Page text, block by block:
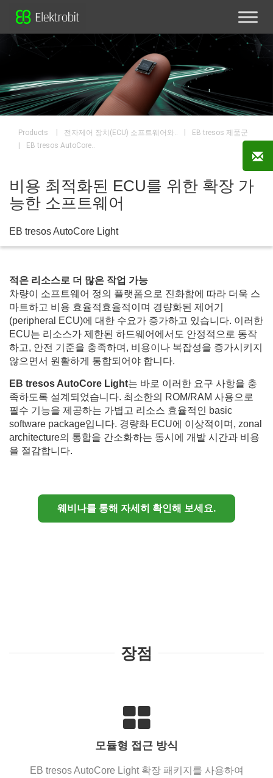
Products 전자제어 장치(ECU) 소프트웨어와..
EB tresos 제품군
EB tresos AutoCore..
비용 최적화된 ECU를 위한 확장 가
능한 소프트웨어
EB tresos AutoCore Light
적은 리소스로 더 많은 작업 가능
차량이 소프트웨어 정의 플랫폼으로 진화함에 따라 더욱 스
마트하고 비용 효율적효율적이며 경량화된 제어기
(peripheral ECU)에 대한 수요가 증가하고 있습니다. 이러한
ECU는 리소스가 제한된 하드웨어에서도 안정적으로 동작
하고, 안전 기준을 충족하며, 비용이나 복잡성을 증가시키지
않으면서 원활하게 통합되어야 합니다.
EB tresos AutoCore Light는 바로 이러한 요구 사항을 충
족하도록 설계되었습니다. 최소한의 ROM/RAM 사용으로
필수 기능을 제공하는 가볍고 리소스 효율적인 basic
software package입니다. 경량화 ECU에 이상적이며, zonal
architecture의 통합을 간소화하는 동시에 개발 시간과 비용
을 절감합니다.
웨비나를 통해 자세히 확인해 보세요.
장점
모듈형 접근 방식
EB tresos AutoCore Light 확장 패키지를 사용하여